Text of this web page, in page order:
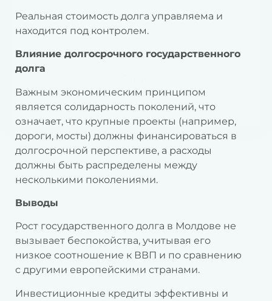
Реальная стоимость долга управляема и
находится под контролем.
Влияние долгосрочного государственного
долга
Важным экономическим принципом
является солидарность поколений, что
означает, что крупные проекты (например,
дороги, мосты) должны финансироваться в
долгосрочной перспективе, а расходы
должны быть распределены между
несколькими поколениями.
Выводы
Рост государственного долга в Молдове не
вызывает беспокойства, учитывая его
низкое соотношение к ВВП и по сравнению
с другими европейскими странами.
Инвестиционные кредиты эффективны и
В Брюссель
В Москву
В Вашингтон
Просмотреть результаты